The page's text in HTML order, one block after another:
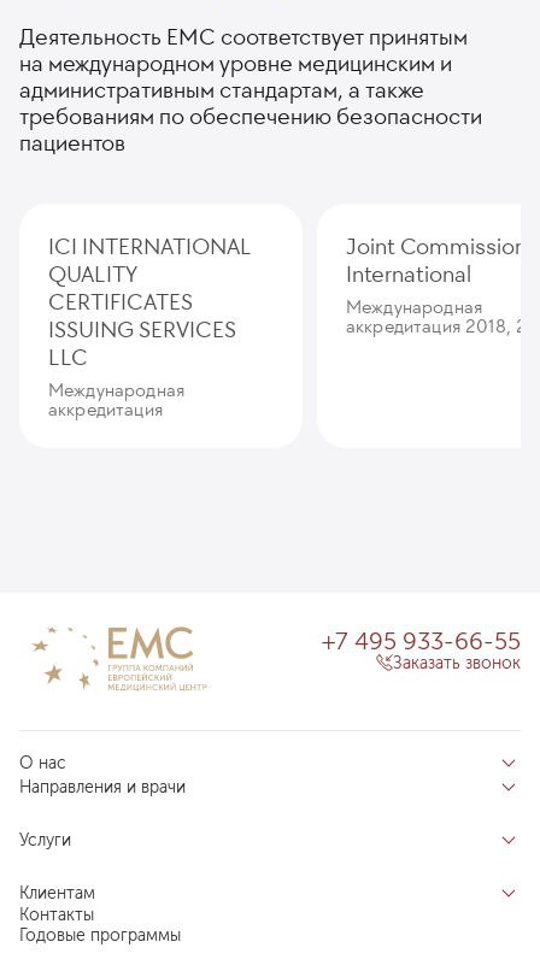
Деятельность ЕМС соответствует принятым
на международном уровне медицинским и
административным стандартам, а также
требованиям по обеспечению безопасности
пациентов
ICI INTERNATIONAL
QUALITY
CERTIFICATES
ISSUING SERVICES
LLC
Международная
аккредитация
Joint Commission
International
Международная
аккредитация 2018,
О нас
Отзывы пациентов
О клинике
Новости
Специалистам
Направления и врачи
Направления
Центры компетенций
Услуги
Индивидуальный план здоровья
Комплексные программы
Клиентам
Запись на прием
Контакты
Годовые программы
+7 495 933-66-55
Заказать звонок